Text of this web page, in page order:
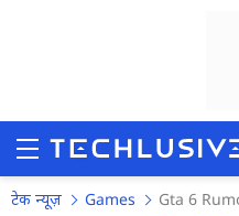
टेक न्यूज़ Games Gta 6